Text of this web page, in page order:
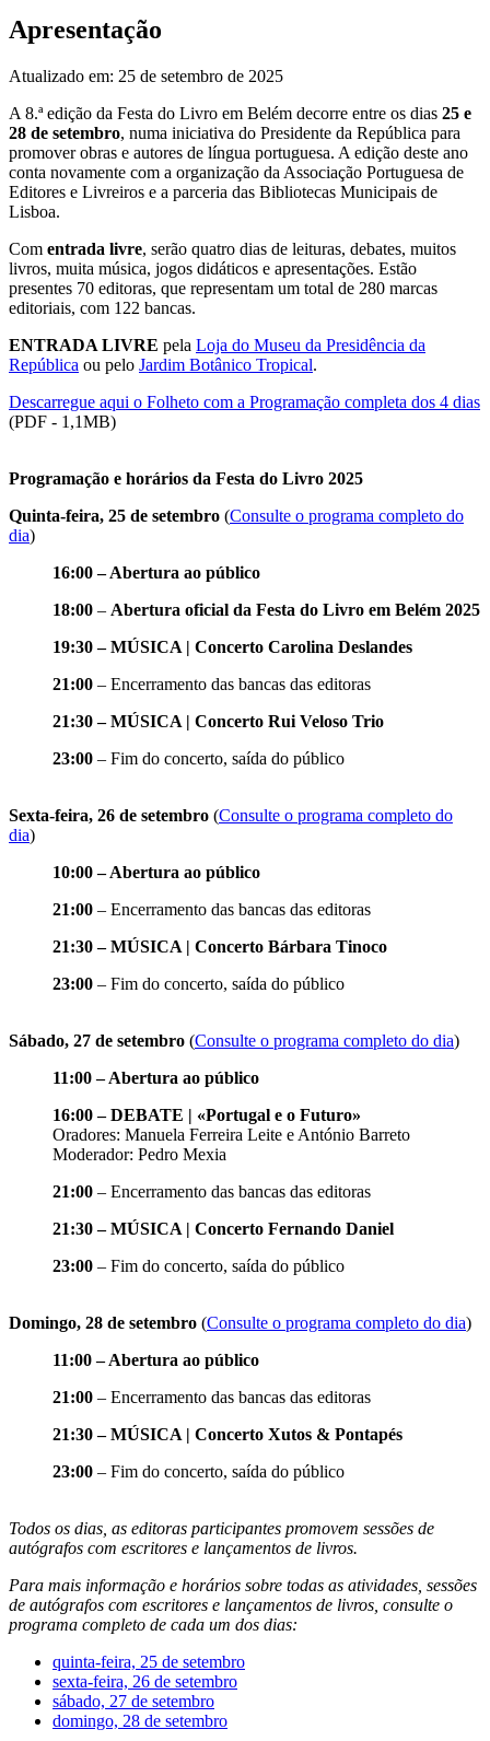
Apresentação
Atualizado em: 25 de setembro de 2025
A 8.ª edição da Festa do Livro em Belém decorre entre os dias 25 e
28 de setembro, numa iniciativa do Presidente da República para
promover obras e autores de língua portuguesa. A edição deste ano
conta novamente com a organização da Associação Portuguesa de
Editores e Livreiros e a parceria das Bibliotecas Municipais de
Lisboa.
Com entrada livre, serão quatro dias de leituras, debates, muitos
livros, muita música, jogos didáticos e apresentações. Estão
presentes 70 editoras, que representam um total de 280 marcas
editoriais, com 122 bancas.
ENTRADA LIVRE pela Loja do Museu da Presidência da
República ou pelo Jardim Botânico Tropical.
Descarregue aqui o Folheto com a Programação completa dos 4 dias
(PDF - 1,1MB)
Programação e horários da Festa do Livro 2025
Quinta-feira, 25 de setembro (Consulte o programa completo do
dia)
16:00 – Abertura ao público
18:00 – Abertura oficial da Festa do Livro em Belém 2025
19:30 – MÚSICA | Concerto Carolina Deslandes
21:00 – Encerramento das bancas das editoras
21:30 – MÚSICA | Concerto Rui Veloso Trio
23:00 – Fim do concerto, saída do público
Sexta-feira, 26 de setembro (Consulte o programa completo do
dia)
10:00 – Abertura ao público
21:00 – Encerramento das bancas das editoras
21:30 – MÚSICA | Concerto Bárbara Tinoco
23:00 – Fim do concerto, saída do público
Sábado, 27 de setembro (Consulte o programa completo do dia)
11:00 – Abertura ao público
16:00 – DEBATE | «Portugal e o Futuro»
Oradores: Manuela Ferreira Leite e António Barreto
Moderador: Pedro Mexia
21:00 – Encerramento das bancas das editoras
21:30 – MÚSICA | Concerto Fernando Daniel
23:00 – Fim do concerto, saída do público
Domingo, 28 de setembro (Consulte o programa completo do dia)
11:00 – Abertura ao público
21:00 – Encerramento das bancas das editoras
21:30 – MÚSICA | Concerto Xutos & Pontapés
23:00 – Fim do concerto, saída do público
Todos os dias, as editoras participantes promovem sessões de
autógrafos com escritores e lançamentos de livros.
Para mais informação e horários sobre todas as atividades, sessões
de autógrafos com escritores e lançamentos de livros, consulte o
programa completo de cada um dos dias:
quinta-feira, 25 de setembro
sexta-feira, 26 de setembro
sábado, 27 de setembro
domingo, 28 de setembro